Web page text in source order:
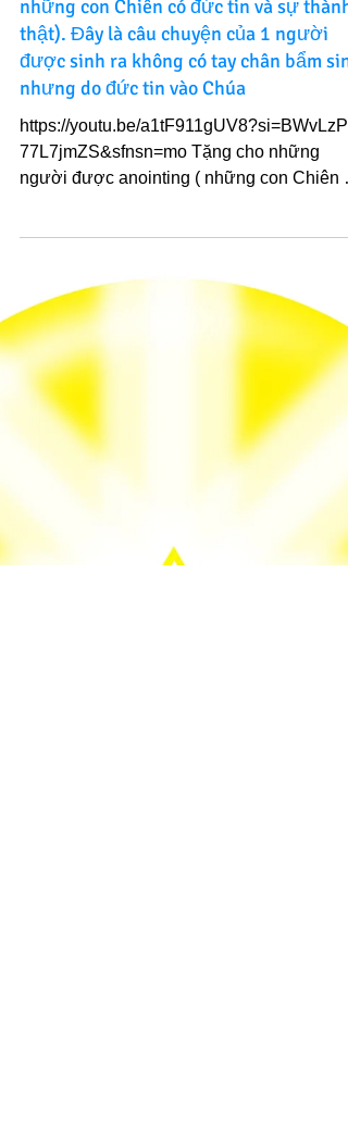
Tammie Truong
29 thg 7, 2024
Tặng cho những người được anointing (
những con Chiên có đức tin và sự thành
thật). Đây là câu chuyện của 1 người
được sinh ra không có tay chân bẩm
nhưng do đức tin vào Chúa
77L7jmZS&sfnsn=mo Tặng cho những
đức tin và sự thành...